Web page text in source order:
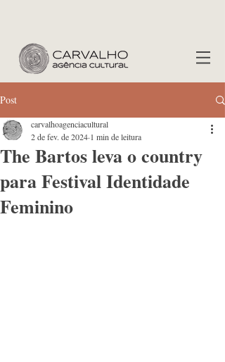
Post
The Bartos leva o country
para Festival Identidade
Feminino
carvalhoagenciacultural
2 de fev. de 2024 1 min de leitura